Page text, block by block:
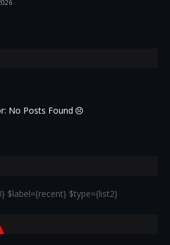
No Posts Found
$label={recent} $type={list2}